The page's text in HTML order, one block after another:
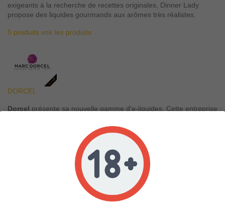
exigeants à la recherche de recettes originales, Dinner Lady
propose des liquides gourmands aux arômes très réalistes.
5 produits voir les produits
DORCEL
Dorcel présente sa nouvelle gamme d'e-liquides. Cette entreprise
plaisir sexuel et du porno soft. La nouvelle gamme de
se compose d'une série de saveurs aphrodisiaques qui
promettent de fournir des expériences de vapotage intenses et
très jouissive. Découvrir Karma, Voluptea, Euphoria et Sex Idol
des saveurs disponibles à Genève, Morges et Vevey.
voir les produits